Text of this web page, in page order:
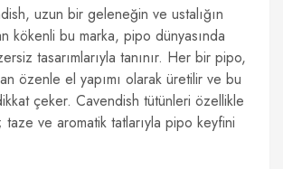
uzun bir geleneğin ve ustalığın
kökenli bu marka, pipo dünyasında
tasarımlarıyla tanınır. Her bir pipo,
özenle el yapımı olarak üretilir ve bu
çeker. Cavendish tütünleri özellikle
ve aromatik tatlarıyla pipo keyfini